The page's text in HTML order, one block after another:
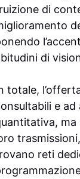
di
di
totale,
e
ma
reti